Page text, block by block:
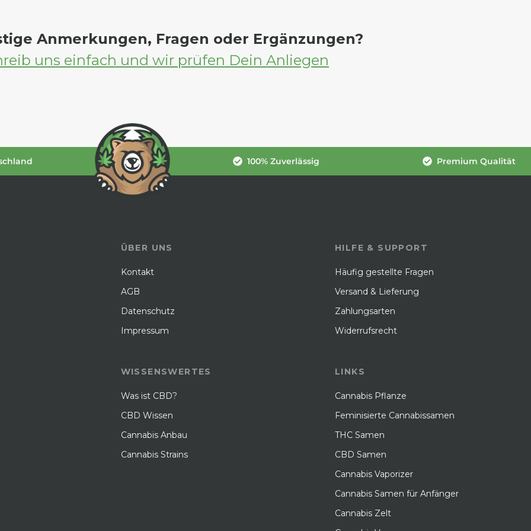
Anmerkungen, Fragen oder Ergänzungen?
uns einfach und wir prüfen Dein Anliegen
100% Zuverlässig Premium Qualität
ÜBER UNS
Kontakt
AGB
Datenschutz
Impressum
WISSENSWERTES
Was ist CBD?
CBD Wissen
Cannabis Anbau
Cannabis Strains
HILFE & SUPPORT
Häufig gestellte Fragen
Versand & Lieferung
Zahlungsarten
Widerrufsrecht
LINKS
Cannabis Pflanze
Feminisierte Cannabissamen
THC Samen
CBD Samen
Cannabis Vaporizer
Cannabis Samen für Anfänger
Cannabis Zelt